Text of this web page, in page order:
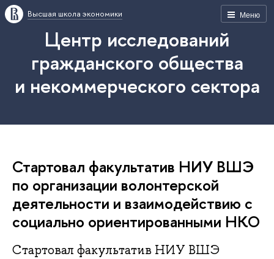
Меню
Высшая школа экономики
Центр исследований
гражданского общества
и некоммерческого сектора
Стартовал факультатив НИУ ВШЭ
по организации волонтерской
деятельности и взаимодействию с
социально ориентированными НКО
Стартовал факультатив НИУ ВШЭ